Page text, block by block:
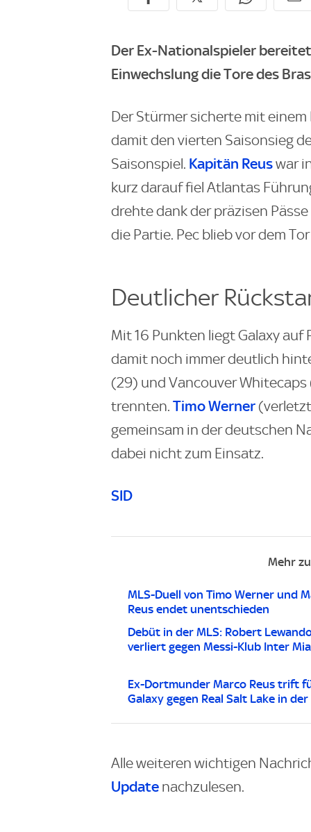
Der Ex-Nationalspieler
Einwechslung die Tore des
Der Stürmer sicherte mit
damit den vierten Saisonsieg
Saisonspiel. Kapitän Reuswar
kurz darauf fiel Atlantas
drehte dank der präzisen
die Partie. Pec blieb vor dem
Deutlicher
Mit 16 Punkten liegt Galaxy
damit noch immer deutlich
(29) und Vancouver Whitecaps
trennten. Timo Werner
gemeinsam in der deutschen
dabei nicht zum Einsatz.
SID
Mehr
MLS-Duell von Timo Werner und
Reus endet unentschieden
Debüt in der MLS: Robert
verliert gegen Messi-Klub Inter
Ex-Dortmunder Marco Reus trift
Galaxy gegen Real Salt Lake in der
Alle weiteren wichtigen
Update nachzulesen.